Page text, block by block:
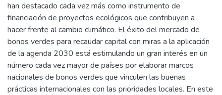
han destacado cada vez más como instrumento de
financiación de proyectos ecológicos que contribuyen a
hacer frente al cambio climático. El éxito del mercado de
bonos verdes para recaudar capital con miras a la aplicación
de la agenda 2030 está estimulando un gran interés en un
número cada vez mayor de países por elaborar marcos
nacionales de bonos verdes que vinculen las buenas
prácticas internacionales con las prioridades locales. En este